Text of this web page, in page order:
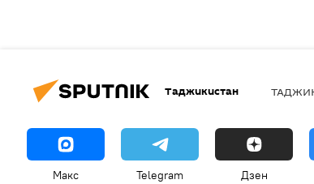
Таджикистан
Макс Telegram Дзен